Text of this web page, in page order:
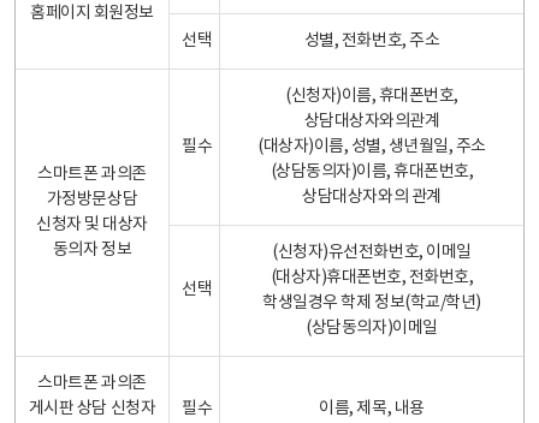
홈페이지 회원정보
선택 성별, 전화번호, 주소
스마트폰 과의존
가정방문상담
신청자 및 대상자
동의자 정보
필수
(신청자)이름, 휴대폰번호,
상담대상자와의관계
(대상자)이름, 성별, 생년월일, 주소
(상담동의자)이름, 휴대폰번호,
상담대상자와의 관계
선택
(신청자)유선전화번호, 이메일
(대상자)휴대폰번호, 전화번호,
학생일경우 학제 정보(학교/학년)
(상담동의자)이메일
스마트폰 과의존
게시판 상담 신청자
필수 이름, 제목, 내용